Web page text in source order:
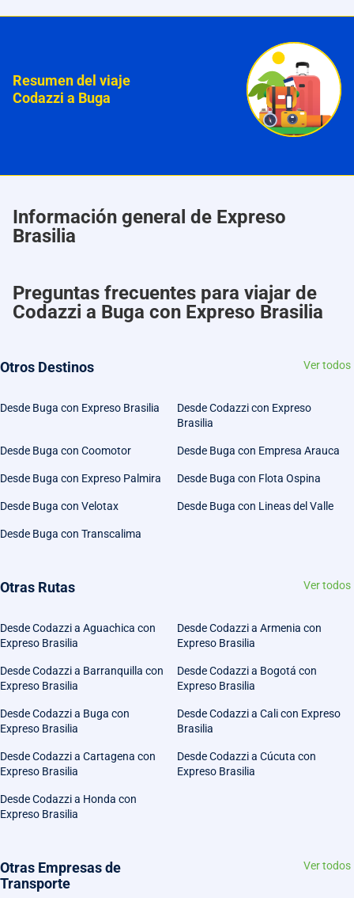
Resumen del viaje
Codazzi a Buga
Información general de Expreso
Brasilia
Preguntas frecuentes para viajar de
Codazzi a Buga con Expreso Brasilia
Otros Destinos Ver todos
Desde Buga con Expreso Brasilia
Desde Codazzi con Expreso
Brasilia
Desde Buga con Coomotor Desde Buga con Empresa Arauca
Desde Buga con Expreso Palmira Desde Buga con Flota Ospina
Desde Buga con Velotax Desde Buga con Lineas del Valle
Desde Buga con Transcalima
Otras Rutas Ver todos
Desde Codazzi a Aguachica con
Expreso Brasilia
Desde Codazzi a Armenia con
Expreso Brasilia
Desde Codazzi a Barranquilla con
Expreso Brasilia
Desde Codazzi a Bogotá con
Expreso Brasilia
Desde Codazzi a Buga con
Expreso Brasilia
Desde Codazzi a Cali con Expreso
Brasilia
Desde Codazzi a Cartagena con
Expreso Brasilia
Desde Codazzi a Cúcuta con
Expreso Brasilia
Desde Codazzi a Honda con
Expreso Brasilia
Otras Empresas de
Transporte
Ver todos